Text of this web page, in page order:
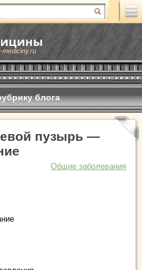
mediciny.ru
блога
пузырь —
Общие заболевания